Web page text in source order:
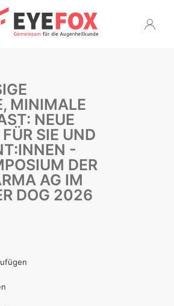
MINIMALE
NEUE
SIE UND
-
DER
AG IM
DOG 2026